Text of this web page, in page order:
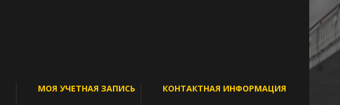
КОНТАКТНАЯ ИНФОРМАЦИЯ
МОЯ УЧЕТНАЯ ЗАПИСЬ